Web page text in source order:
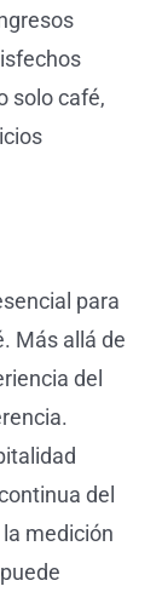
solo café,
para
Más allá de
del
del
medición